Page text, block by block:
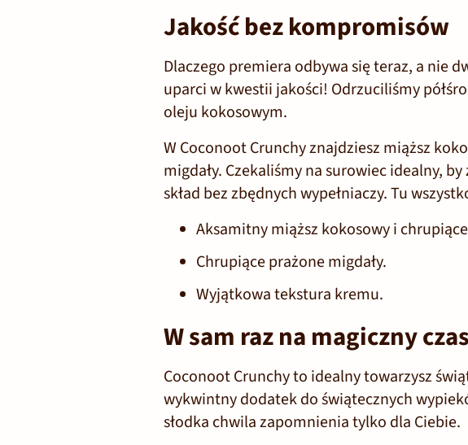
Jakość bez kompromisów
Dlaczego premiera odbywa się teraz, a nie
uparci w kwestii jakości! Odrzuciliśmy
oleju kokosowym.
W Coconoot Crunchy znajdziesz miąższ
migdały. Czekaliśmy na surowiec idealny,
skład bez zbędnych wypełniaczy. Tu
Aksamitny miąższ kokosowy i
Chrupiące prażone migdały.
Wyjątkowa tekstura kremu.
W sam raz na magiczny czas
Coconoot Crunchy to idealny towarzysz
wykwintny dodatek do świątecznych
słodka chwila zapomnienia tylko dla Ciebie.